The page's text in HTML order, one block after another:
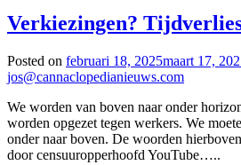
Verkiezingen?
Posted on februari 18, 2025maart 17,
jos@cannaclopedianieuws.com
We worden van boven naar onder
worden opgezet tegen werkers. We
onder naar boven. De woorden
door censuuropperhoofd YouTube…..